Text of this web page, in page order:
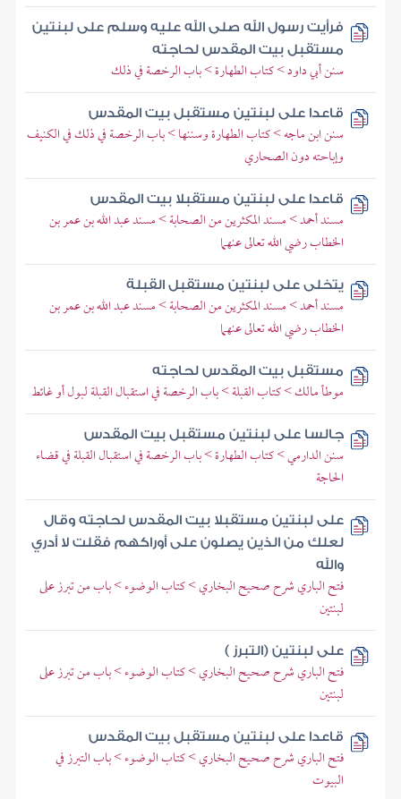
فرأيت رسول الله صلى الله عليه وسلم على لبنتين
مستقبل بيت المقدس لحاجته
سنن أبي داود > كتاب الطهارة > باب الرخصة في ذلك
قاعدا على لبنتين مستقبل بيت المقدس
سنن ابن ماجه > كتاب الطهارة وسننها > باب الرخصة في ذلك في الكنيف
وإباحته دون الصحاري
قاعدا على لبنتين مستقبلا بيت المقدس
مسند أحمد > مسند المكثرين من الصحابة > مسند عبد الله بن عمر بن
الخطاب رضي الله تعالى عنهما
يتخلى على لبنتين مستقبل القبلة
مسند أحمد > مسند المكثرين من الصحابة > مسند عبد الله بن عمر بن
الخطاب رضي الله تعالى عنهما
مستقبل بيت المقدس لحاجته
موطأ مالك > كتاب القبلة > باب الرخصة في استقبال القبلة لبول أو غائط
جالسا على لبنتين مستقبل بيت المقدس
سنن الدارمي > كتاب الطهارة > باب الرخصة في استقبال القبلة في قضاء
الحاجة
على لبنتين مستقبلا بيت المقدس لحاجته وقال
لعلك من الذين يصلون على أوراكهم فقلت لا أدري
والله
فتح الباري شرح صحيح البخاري > كتاب الوضوء > باب من تبرز على
لبنتين
على لبنتين (التبرز )
فتح الباري شرح صحيح البخاري > كتاب الوضوء > باب من تبرز على
لبنتين
قاعدا على لبنتين مستقبل بيت المقدس
فتح الباري شرح صحيح البخاري > كتاب الوضوء > باب التبرز في
البيوت